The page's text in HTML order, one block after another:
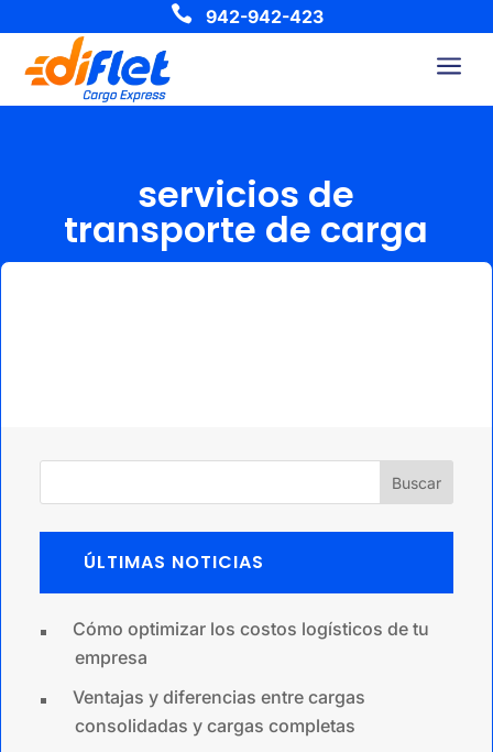
 942-942-423
a
servicios de
transporte de carga
Buscar
ÚLTIMAS NOTICIAS
Cómo optimizar los costos logísticos de tu
empresa
Ventajas y diferencias entre cargas
consolidadas y cargas completas